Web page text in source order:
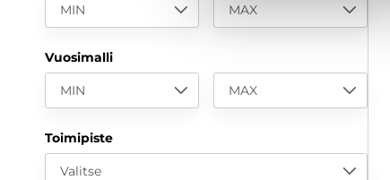
MIN MAX
Vuosimalli
MIN MAX
Toimipiste
Valitse